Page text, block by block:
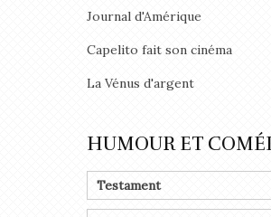
Journal d'Amérique
Capelito fait son cinéma
La Vénus d'argent
HUMOUR ET
Testament